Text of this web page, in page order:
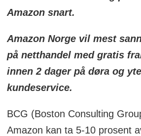
Amazon snart.
Amazon Norge vil mest
på netthandel med gratis
innen 2 dager på døra og
kundeservice.
BCG (Boston Consulting
Amazon kan ta 5-10 prosent